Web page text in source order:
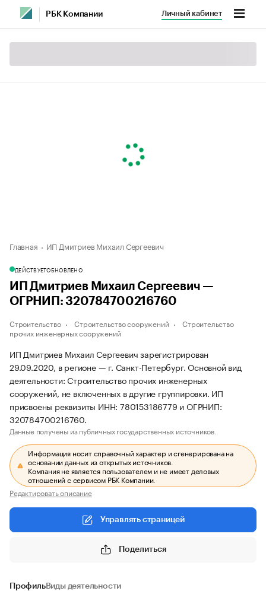
РБК Компании Личный кабинет
Главная ИП Дмитриев Михаил Сергеевич
ДЕЙСТВУЕТОБНОВЛЕНО
ИП Дмитриев Михаил Сергеевич —
ОГРНИП: 320784700216760
Строительство Строительство сооружений
Строительство
прочих инженерных сооружений
ИП Дмитриев Михаил Сергеевич зарегистрирован
29.09.2020, в регионе — г. Санкт-Петербург. Основной вид
деятельности: Строительство прочих инженерных
сооружений, не включенных в другие группировки. ИП
присвоены реквизиты ИНН: 780153186779 и ОГРНИП:
320784700216760.
Данные получены из публичных государственных источников.
Информация носит справочный характер и сгенерирована на
основании данных из открытых источников.
Компания не является пользователем и не имеет деловых
отношений с сервисом РБК Компании.
Редактировать описание
Управлять страницей
Поделиться
ПрофильВиды деятельности